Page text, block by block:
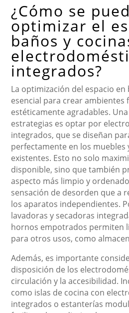
¿Cómo se
optimizar el
baños y
integrados?
La optimización del espacio en
esencial para crear ambientes
estéticamente agradables.
estrategias es optar por
integrados, que se diseñan
perfectamente en los muebles
existentes. Esto no solo
disponible, sino que también
aspecto más limpio y
sensación de desorden que a
los aparatos independientes.
lavadoras y secadoras
hornos empotrados permiten
para otros usos, como
Además, es importante
disposición de los
circulación y la accesibilidad.
como islas de cocina con
integrados o estanterías